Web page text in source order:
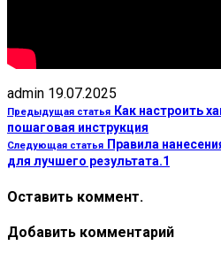
admin 19.07.2025
Предыдущая статья Как настроить
пошаговая инструкция
Следующая статья Правила
для лучшего результата.1
Оставить коммент.
Добавить комментарий